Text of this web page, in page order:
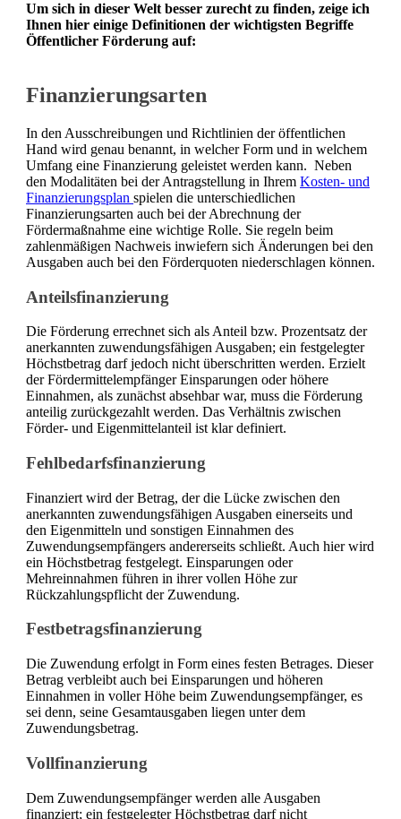
Um sich in dieser Welt besser zurecht zu finden, zeige ich
Ihnen hier einige Definitionen der wichtigsten Begriffe
Öffentlicher Förderung auf:
Finanzierungsarten
In den Ausschreibungen und Richtlinien der öffentlichen
Hand wird genau benannt, in welcher Form und in welchem
Umfang eine Finanzierung geleistet werden kann. Neben
den Modalitäten bei der Antragstellung in Ihrem Kosten- und
Finanzierungsplan spielen die unterschiedlichen
Finanzierungsarten auch bei der Abrechnung der
Fördermaßnahme eine wichtige Rolle. Sie regeln beim
zahlenmäßigen Nachweis inwiefern sich Änderungen bei den
Ausgaben auch bei den Förderquoten niederschlagen können.
Anteilsfinanzierung
Die Förderung errechnet sich als Anteil bzw. Prozentsatz der
anerkannten zuwendungsfähigen Ausgaben; ein festgelegter
Höchstbetrag darf jedoch nicht überschritten werden. Erzielt
der Fördermittelempfänger Einsparungen oder höhere
Einnahmen, als zunächst absehbar war, muss die Förderung
anteilig zurückgezahlt werden. Das Verhältnis zwischen
Förder- und Eigenmittelanteil ist klar definiert.
Fehlbedarfsfinanzierung
Finanziert wird der Betrag, der die Lücke zwischen den
anerkannten zuwendungsfähigen Ausgaben einerseits und
den Eigenmitteln und sonstigen Einnahmen des
Zuwendungsempfängers andererseits schließt. Auch hier wird
ein Höchstbetrag festgelegt. Einsparungen oder
Mehreinnahmen führen in ihrer vollen Höhe zur
Rückzahlungspflicht der Zuwendung.
Festbetragsfinanzierung
Die Zuwendung erfolgt in Form eines festen Betrages. Dieser
Betrag verbleibt auch bei Einsparungen und höheren
Einnahmen in voller Höhe beim Zuwendungsempfänger, es
sei denn, seine Gesamtausgaben liegen unter dem
Zuwendungsbetrag.
Vollfinanzierung
Dem Zuwendungsempfänger werden alle Ausgaben
finanziert; ein festgelegter Höchstbetrag darf nicht